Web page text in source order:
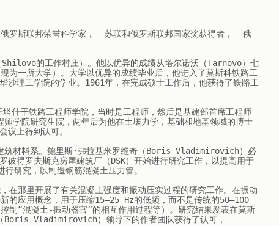
罗斯联邦荣誉科学家，  苏联和俄罗斯联邦国家奖获得者，  俄
的工作村庄）。他以优异的成绩从塔尔诺沃（Tarnovo）七
为一所大学）。大学以优异的成绩毕业后，他进入了莫斯科铁路工
沙理工学院的学业。1961年，在完成硕士工作后，他获得了铁路工
干铁路工程师学院，当时是工程师，然后是基建部首席工程师
学院研究生院，两年后为他在土壤力学，基础和地基领域的博士
议上得到认可。
筑材料系。鲍里斯·弗拉基米罗维奇（Boris Vladimirovich）必
得罗夫斯克房屋建筑厂（DSK）开始进行研究工作，以提高用于
研究，以制造钢筋混凝土压力管。
在那里开展了有关混凝土强度和振动压实过程的研究工作。在振动
的应用概念，用于压缩15–25 Hz的低频，而不是传统的50–100
制“混凝土-振动器官”的相互作用过程等）。研究结果发表在莫斯
Boris Vladimirovich）领导下的作者团队获得了认可，